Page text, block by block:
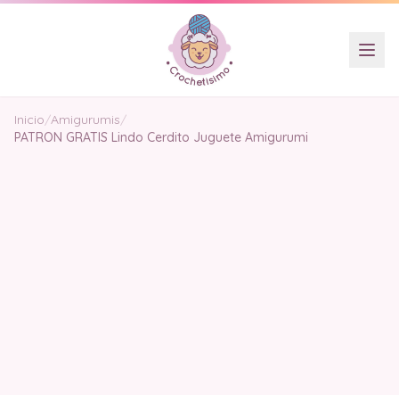
Inicio/Amigurumis/
PATRON GRATIS Lindo Cerdito Juguete Amigurumi